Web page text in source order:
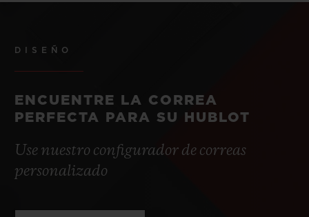
DISEÑO
ENCUENTRE LA CORREA
PERFECTA PARA SU HUBLOT
Use nuestro configurador de correas
personalizado